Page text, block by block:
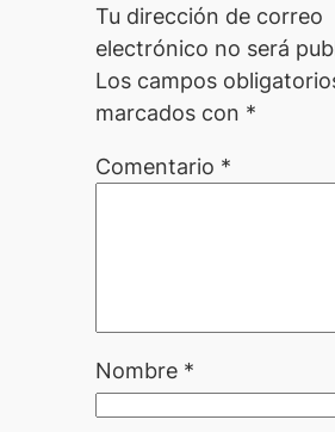
Tu dirección de correo
electrónico no será
Los campos
marcados con *
Comentario *
Nombre *